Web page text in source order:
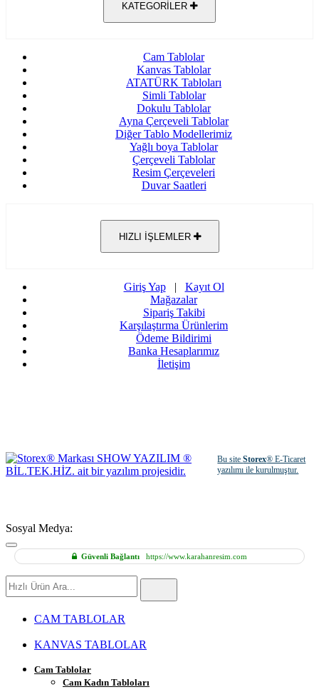
KATEGORİLER
Cam Tablolar
Kanvas Tablolar
ATATÜRK Tabloları
Simli Tablolar
Dokulu Tablolar
Ayna Çerçeveli Tablolar
Diğer Tablo Modellerimiz
Yağlı boya Tablolar
Çerçeveli Tablolar
Resim Çerçeveleri
Duvar Saatleri
HIZLI İŞLEMLER
Giriş Yap| Kayıt Ol
Mağazalar
Sipariş Takibi
Karşılaştırma Ürünlerim
Ödeme Bildirimi
Banka Hesaplarımız
İletişim
Bu siteStorex® E-Ticaret
yazılımı ile kurulmuştur.
Sosyal Medya:
Güvenli Bağlantı https://www.karahanresim.com
Hızlı
Ürün
CAM TABLOLAR
KANVAS TABLOLAR
Cam Tablolar
Cam Kadın Tabloları